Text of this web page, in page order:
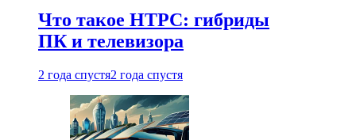
Что такое HTPC: гибриды
ПК и телевизора
2 года спустя2 года спустя